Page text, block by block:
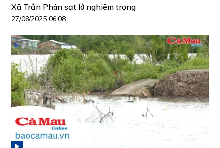
Xã Trần Phán sạt lở nghiêm trọng
27/08/2025 06:08